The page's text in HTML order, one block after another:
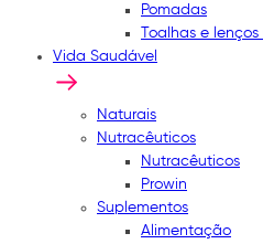
Pomadas
Toalhas e
Vida Saudável
Naturais
Nutracêuticos
Nutracêuticos
Prowin
Suplementos
Alimentação